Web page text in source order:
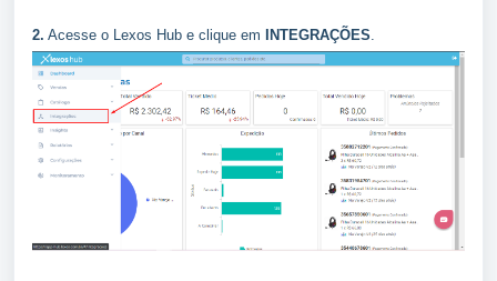
2. Acesse o Lexos Hub e clique em INTEGRAÇÕES